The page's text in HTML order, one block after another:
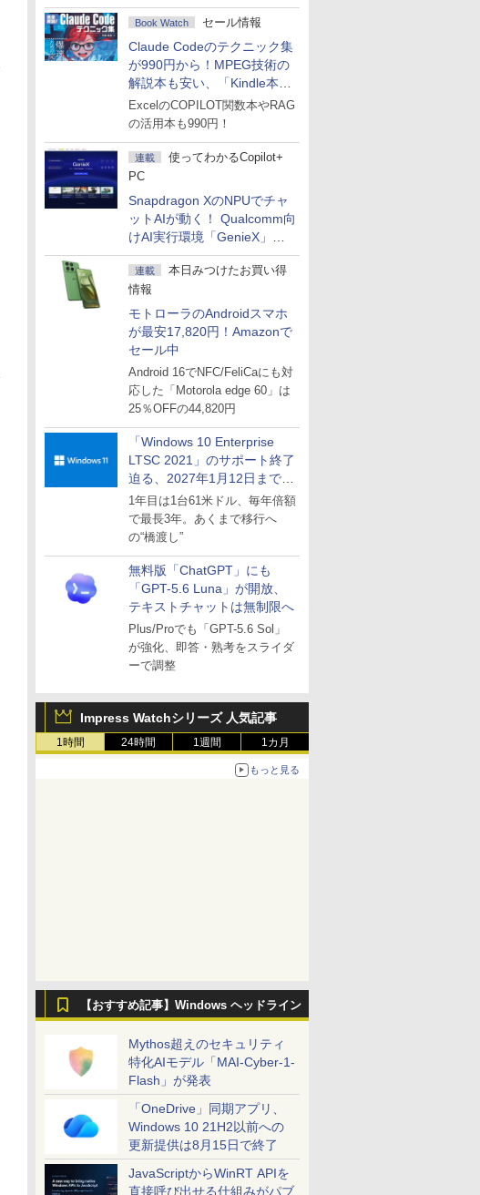
Book Watch セール情報
Claude Codeのテクニック集
が990円から！MPEG技術の
解説本も安い、「Kindle本サ
マーセール」第2弾開始！
ExcelのCOPILOT関数本やRAG
の活用本も990円！
連載
使ってわかるCopilot+
PC
Snapdragon XのNPUでチャ
ットAIが動く！ Qualcomm向
けAI実行環境「GenieX」を
試してみた
連載
本日みつけたお買い得
情報
モトローラのAndroidスマホ
が最安17,820円！Amazonで
セール中
Android 16でNFC/FeliCaにも対
応した「Motorola edge 60」は
25％OFFの44,820円
「Windows 10 Enterprise
LTSC 2021」のサポート終了
迫る、2027年1月12日まで
～ESUは9月1日から販売
1年目は1台61米ドル、毎年倍額
で最長3年。あくまで移行へ
の“橋渡し”
無料版「ChatGPT」にも
「GPT-5.6 Luna」が開放、
テキストチャットは無制限へ
Plus/Proでも「GPT-5.6 Sol」
が強化、即答・熟考をスライダ
ーで調整
Impress Watchシリーズ 人気記事
1時間 24時間 1週間 1カ月
もっと見る
【おすすめ記事】Windows ヘッドライン
Mythos超えのセキュリティ
特化AIモデル「MAI-Cyber-1-
Flash」が発表
「OneDrive」同期アプリ、
Windows 10 21H2以前への
更新提供は8月15日で終了
JavaScriptからWinRT APIを
直接呼び出せる仕組みがパブ